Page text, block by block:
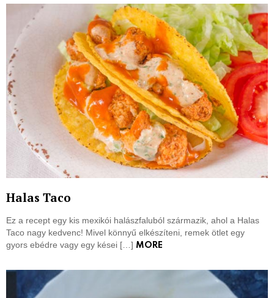
Halas Taco
Ez a recept egy kis mexikói halászfaluból származik, ahol a Halas
Taco nagy kedvenc! Mivel könnyű elkészíteni, remek ötlet egy
gyors ebédre vagy egy kései […] MORE